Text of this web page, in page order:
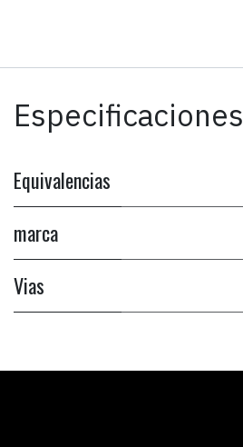
Especificaciones
Equivalencias
marca
Vias